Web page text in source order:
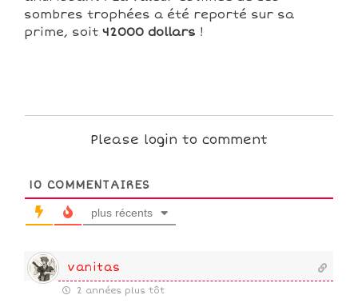
sombres trophées a été reporté sur sa
prime, soit 42000 dollars !
Please login to comment
10 COMMENTAIRES
plus récents
vanitas
2 années plus tôt